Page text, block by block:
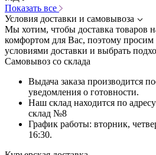
Показать все
Условия доставки и самовывоза
Мы хотим, чтобы доставка товаров
комфортом для Вас, поэтому просим
условиями доставки и выбрать
Самовывоз со склада
Выдача заказа производится
уведомления о готовности.
Наш склад находится по
склад №8
График работы: вторник,
16:30.